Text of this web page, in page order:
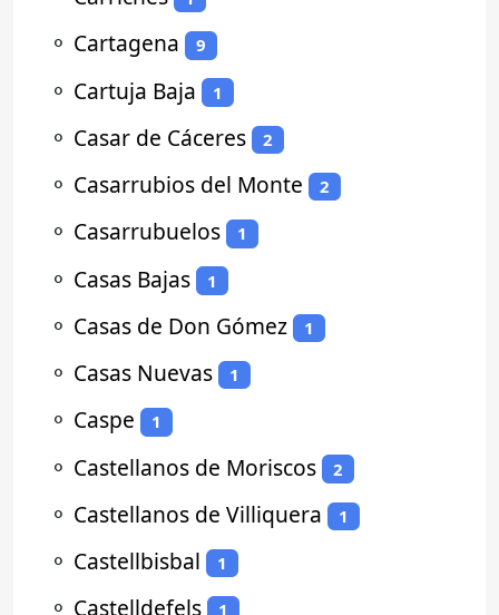
⚬ Cartagena 9
⚬ Cartuja Baja 1
⚬ Casar de Cáceres 2
⚬ Casarrubios del Monte 2
⚬ Casarrubuelos 1
⚬ Casas Bajas 1
⚬ Casas de Don Gómez 1
⚬ Casas Nuevas 1
⚬ Caspe 1
⚬ Castellanos de Moriscos 2
⚬ Castellanos de Villiquera 1
⚬ Castellbisbal 1
⚬ Castelldefels 1